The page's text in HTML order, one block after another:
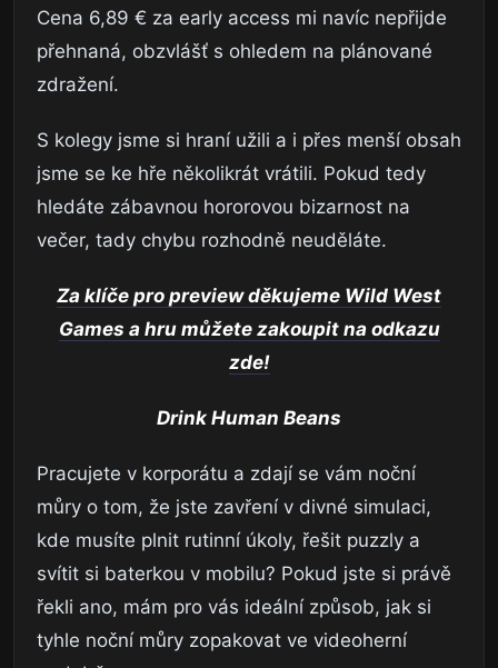
Cena 6,89 € za early access mi navíc nepřijde
přehnaná, obzvlášť s ohledem na plánované
zdražení.
S kolegy jsme si hraní užili a i přes menší obsah
jsme se ke hře několikrát vrátili. Pokud tedy
hledáte zábavnou hororovou bizarnost na
večer, tady chybu rozhodně neuděláte.
Za klíče pro preview děkujeme Wild West
Games a hru můžete zakoupit na odkazu
zde!
Drink Human Beans
Pracujete v korporátu a zdají se vám noční
můry o tom, že jste zavření v divné simulaci,
kde musíte plnit rutinní úkoly, řešit puzzly a
svítit si baterkou v mobilu? Pokud jste si právě
řekli ano, mám pro vás ideální způsob, jak si
tyhle noční můry zopakovat ve videoherní